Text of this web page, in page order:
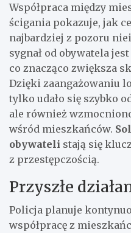
Współpraca między
ścigania pokazuje, jak
najbardziej z pozoru
sygnał od obywatela
co znacząco zwiększa
Dzięki zaangażowaniu
tylko udało się szybko
ale również
wśród mieszkańców.
obywateli stają się
z przestępczością.
Przyszłe
Policja planuje
współpracę z